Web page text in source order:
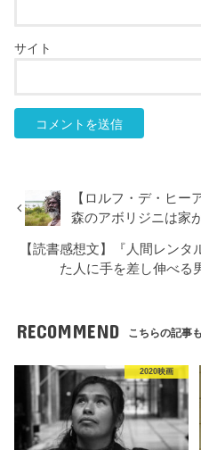
サイト
【ロルフ・デ・ヒー
森のアボリジニは家
【読書感想文】『人間レン
た人に手を差し伸べる
RECOMMEND こちらの記事
2020映画